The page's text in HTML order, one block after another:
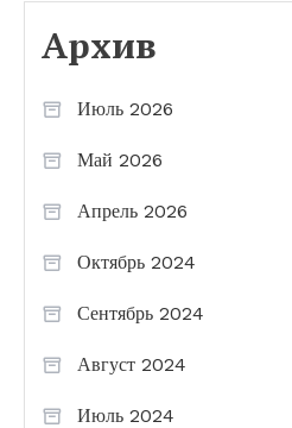
Архив
Июль 2026
Май 2026
Апрель 2026
Октябрь 2024
Сентябрь 2024
Август 2024
Июль 2024